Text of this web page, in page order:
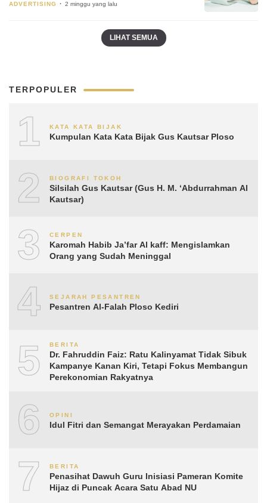
ADVERTISING 2 minggu yang lalu
LIHAT SEMUA
TERPOPULER
1 KATA KATA BIJAK
Kumpulan Kata Kata Bijak Gus Kautsar Ploso
2 BIOGRAFI TOKOH
Silsilah Gus Kautsar (Gus H. M. ‘Abdurrahman Al
Kautsar)
3 CERPEN
Karomah Habib Ja’far Al kaff: Mengislamkan
Orang yang Sudah Meninggal
4 SEJARAH PESANTREN
Pesantren Al-Falah Ploso Kediri
5 BERITA
Dr. Fahruddin Faiz: Ratu Kalinyamat Tidak Sibuk
Kampanye Kanan Kiri, Tetapi Fokus Membangun
Perekonomian Rakyatnya
6 OPINI
Idul Fitri dan Semangat Merayakan Perdamaian
7 BERITA
Penasihat Dawuh Guru Inisiasi Pameran Komite
Hijaz di Puncak Acara Satu Abad NU